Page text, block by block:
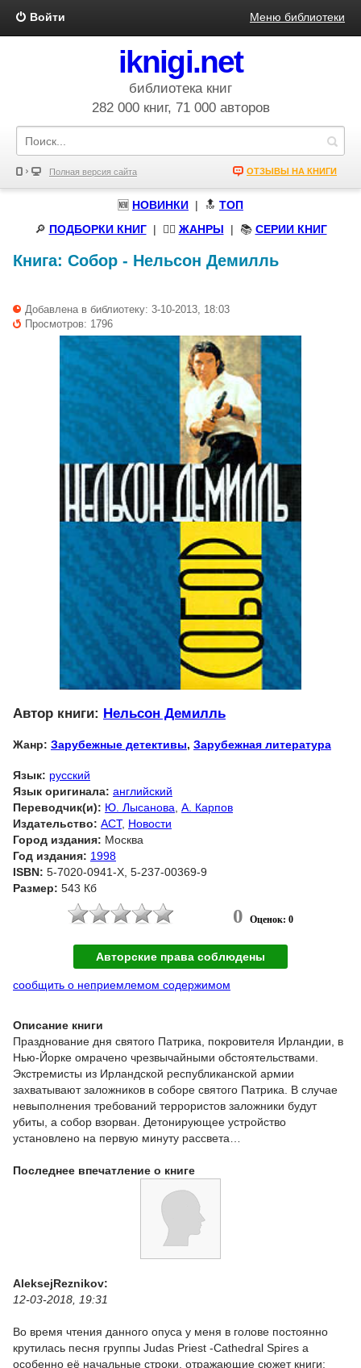
Войти Меню библиотеки
iknigi.net
библиотека книг
282 000 книг, 71 000 авторов
Полная версия сайта ОТЗЫВЫ НА КНИГИ
🆕 НОВИНКИ | 🔝 ТОП
🔎 ПОДБОРКИ КНИГ| 🧝‍♀️ ЖАНРЫ | 📚 СЕРИИ КНИГ
Книга: Собор - Нельсон Демилль
Добавлена в библиотеку: 3-10-2013, 18:03
Просмотров: 1796
Автор книги: Нельсон Демилль
Жанр: Зарубежные детективы, Зарубежная литература
Язык: русский
Язык оригинала: английский
Переводчик(и): Ю. Лысанова, А. Карпов
Издательство: АСТ, Новости
Город издания: Москва
Год издания: 1998
ISBN: 5-7020-0941-X, 5-237-00369-9
Размер: 543 Кб
0 Оценок: 0
Авторские права соблюдены
сообщить о неприемлемом содержимом
Описание книги
Празднование дня святого Патрика, покровителя Ирландии, в
Нью-Йорке омрачено чрезвычайными обстоятельствами.
Экстремисты из Ирландской республиканской армии
захватывают заложников в соборе святого Патрика. В случае
невыполнения требований террористов заложники будут
убиты, а собор взорван. Детонирующее устройство
установлено на первую минуту рассвета…
Последнее впечатление о книге
AleksejReznikov:
12-03-2018, 19:31
Во время чтения данного опуса у меня в голове постоянно
крутилась песня группы Judas Priest -Cathedral Spires а
особенно её начальные строки, отражающие сюжет книги: